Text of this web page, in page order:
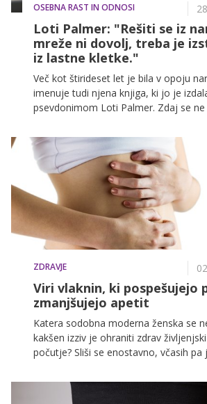
OSEBNA RAST IN ODNOSI
Loti Palmer: "Rešiti se iz
mreže ni dovolj, treba je
iz lastne kletke."
Več kot štirideset let je bila v opoju
imenuje tudi njena knjiga, ki jo je
psevdonimom Loti Palmer. Zdaj se ne
govori na glas, zase in za vse, ki so se
z osebo, ki ima narcistično
(NOM).
ZDRAVJE
Viri vlaknin, ki pospešujejo
zmanjšujejo apetit
Katera sodobna moderna ženska se
kakšen izziv je ohraniti zdrav
počutje? Sliši se enostavno, včasih pa
zasebni urnik nas vodijo v stanje
pomanjkanja časa. Kmalu se pojavijo